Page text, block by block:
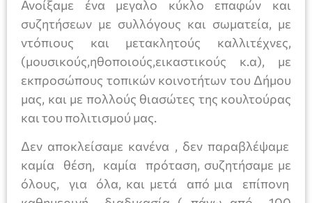
Ανοίξαμε ένα μεγαλο κύκλο επαφών και
συζητήσεων με συλλόγους και σωματεία, με
ντόπιους και μετακλητούς καλλιτέχνες,
(μουσικούς,ηθοποιούς,εικαστικούς κ.α), με
εκπροσώπους τοπικών κοινοτήτων του Δήμου
μας, και με πολλούς θιασώτες της κουλτούρας
και του πολιτισμού μας.
Δεν αποκλείσαμε κανένα , δεν παραβλέψαμε
καμία θέση, καμία πρόταση, συζητήσαμε με
όλους, για όλα, και μετά από μια επίπονη